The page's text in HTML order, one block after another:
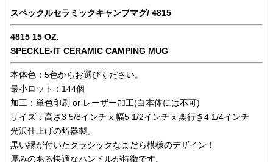
スペックルセラミックキャンプマグ/ 4815
4815 15 OZ.
SPECKLE-IT CERAMIC CAMPING MUG
本体色：5色からお選びください。
最小ロット：144個
加工：単色印刷 or レーザー加工(白本体には不可)
サイズ：高さ3 5/8インチ x 幅5 1/2インチ x 奥行き4 1/4インチ
光沢仕上げの炻器製。
黒い縁が付いたクラシックなまだら模様のデザイン！
厚みのある快適なハンドルが特徴です。